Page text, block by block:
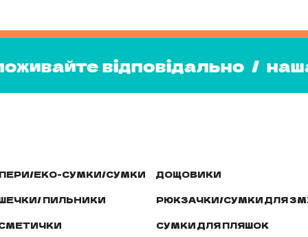
відповідально /
споживайте відповідально /
ЕКО-СУМКИ/СУМКИ
ПИЛЬНИКИ
ДОЩОВИКИ
РЮКЗАЧКИ/СУМКИ ДЛЯ
СУМКИ ДЛЯ ПЛЯШОК